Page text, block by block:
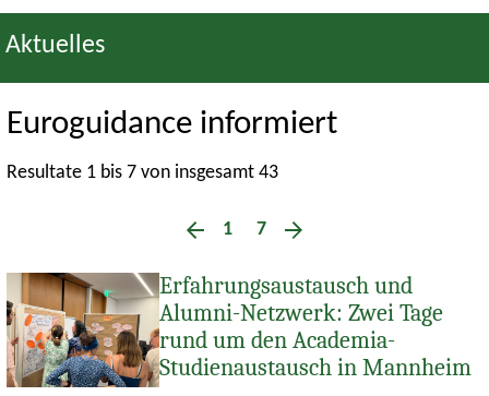
Aktuelles
Euroguidance informiert
Resultate 1 bis 7 von insgesamt 43
1 7
Erfahrungsaustausch und
Alumni-Netzwerk: Zwei Tage
rund um den Academia-
Studienaustausch in Mannheim